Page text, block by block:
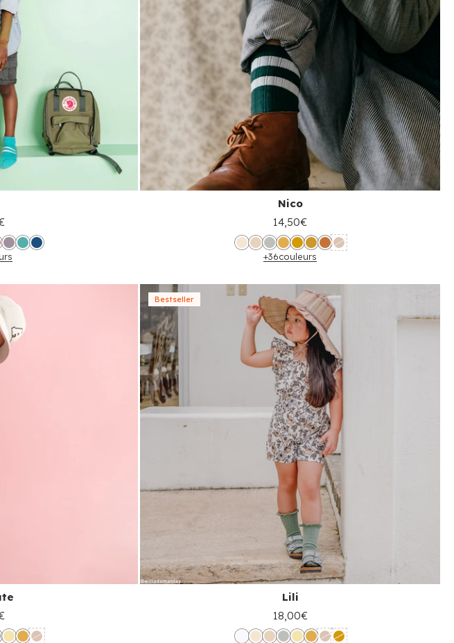
Nico
14,50€
+36couleurs
Bestseller
Lili
18,00€